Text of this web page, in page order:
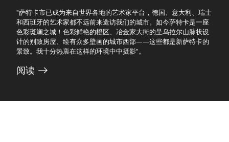
”萨特卡市已成为来自世界各地的艺术家平台，德国、意大利、瑞士
和西班牙的艺术家都不远前来造访我们的城市。如今萨特卡是一座
色彩斑斓之城！色彩鲜艳的橙区、冶金家大街的呈乌拉尔山脉状设
计的别致房屋、绘有众多壁画的城市西部——这些都是新萨特卡的
景致。我十分热衷在这样的环境中中摄影”。
阅读